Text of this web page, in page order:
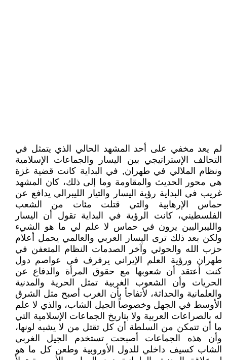
لم يعد مخفي على أحد المشهد الحالي الذي يتمثل في
التحالف الإستراتيجي بين اليسار والجماعات الإسلامية
ونظام الملالي في طهران, في البداية كانت قضية غزة
هي محور الحديث والمقاومة وما إلى ذلك، كان المشهد
غريب في البداية رؤية اليسار والتيار الليبرالي يدافع عن
حماس الإرهابية والتي قتلت مئات من الشعب
الفلسطيني، كانت الرؤية في البداية تقول أن اليسار
والليبراليين يرون في حماس لا علم لي ما هو الشيء
ولكن بعد ذلك ترى اليسار العربي والعالمي يحمل أعلام
حزب الله والحوثي وآخر الصدمات النظام المتعفن في
طهران ورؤية العلم الإيراني يرفرف في عواصم دول
كنت أعتقد أن شعوبها مع حقوق المرأة والدفاع عن
الحريات وأن الشعوب الغربية تمثل الحرية والمدنية
والعلمانية والحداثة، لأتفاجأ بأن الغرب أصبح مثل الشرق
الأوسط في الجهل وخصوصاً الجيل الشاب، والذي لا علم
له بالصراعات العربية ولا بتاريخ الجماعات الإسلامية التي
ما أن تتمكن من السلطة أن كل تقتل من لا يشبه لونها،
وأن هذه الجماعات أصبحت تستخدم الجيل الغربي
الشاب كسيف داخلي للدول الأوروبية وطعن كل ما هو